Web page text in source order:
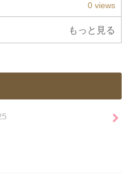
0 views
もっと見る